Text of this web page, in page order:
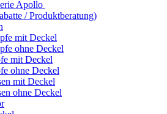
Apollo
/ Produktberatung)
mit Deckel
ohne Deckel
mit Deckel
ohne Deckel
mit Deckel
ohne Deckel